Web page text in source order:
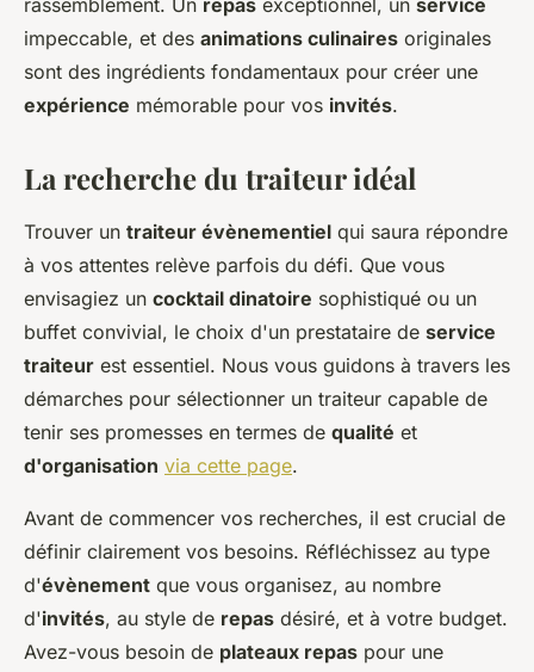
rassemblement. Un repas exceptionnel, un service
impeccable, et des animations culinaires originales
sont des ingrédients fondamentaux pour créer une
expérience mémorable pour vos invités.
La recherche du traiteur idéal
Trouver un traiteur évènementiel qui saura répondre
à vos attentes relève parfois du défi. Que vous
envisagiez un cocktail dinatoire sophistiqué ou un
buffet convivial, le choix d'un prestataire de service
traiteur est essentiel. Nous vous guidons à travers les
démarches pour sélectionner un traiteur capable de
tenir ses promesses en termes de qualité et
d'organisation via cette page.
Avant de commencer vos recherches, il est crucial de
définir clairement vos besoins. Réfléchissez au type
d'évènement que vous organisez, au nombre
d'invités, au style de repas désiré, et à votre budget.
Avez-vous besoin de plateaux repas pour une